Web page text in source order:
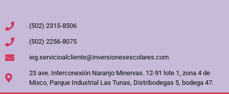
(502) 2315-8506
(502) 2256-8075
ieg.servicioalcliente@inversionesescolares.com
23 ave. Interconexión Naranjo Minervas. 12-91 lote 1, zona 4 de
Mixco, Parque Industrial Las Tunas, Distribodegas 5, bodega 47.